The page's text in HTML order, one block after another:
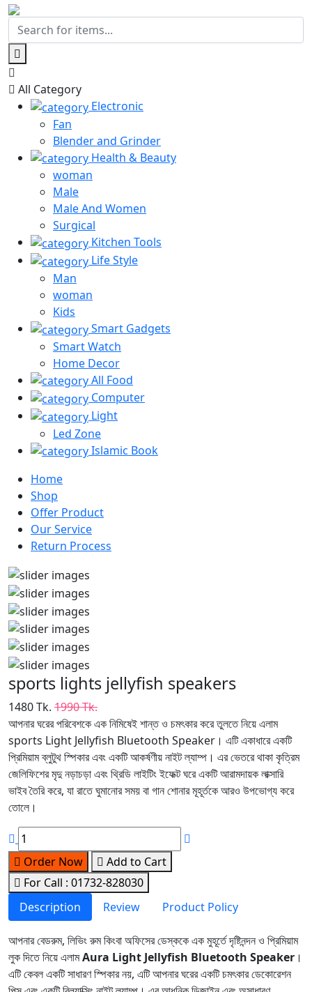
All Category
Electronic
Fan
Blender and Grinder
Health & Beauty
woman
Male
Male And Women
Surgical
Kitchen Tools
Life Style
Man
woman
Kids
Smart Gadgets
Smart Watch
Home Decor
All Food
Computer
Light
Led Zone
Islamic Book
Home
Shop
Offer Product
Our Service
Return Process
sports lights jellyfish speakers
1480 Tk. 1990 Tk.
আপনার ঘরের পরিবেশকে এক নিমিষেই শান্ত ও চমৎকার করে তুলতে নিয়ে এলাম
sports Light Jellyfish Bluetooth Speaker। এটি একাধারে একটি
প্রিমিয়াম ব্লুটুথ স্পিকার এবং একটি আকর্ষণীয় নাইট ল্যাম্প। এর ভেতরে থাকা কৃত্রিম
জেলিফিশের মৃদু নড়াচড়া এবং থ্রিডি লাইটিং ইফেক্ট ঘরে একটি আরামদায়ক লাক্সারি
ভাইব তৈরি করে, যা রাতে ঘুমানোর সময় বা গান শোনার মূহূর্তকে আরও উপভোগ্য করে
তোলে।
Order Now
Add to Cart
For Call : 01732-828030
Description
Review Product Policy
আপনার বেডরুম, লিভিং রুম কিংবা অফিসের ডেস্ককে এক মুহূর্তে দৃষ্টিনন্দন ও প্রিমিয়াম
লুক দিতে নিয়ে এলামAura Light Jellyfish Bluetooth Speaker ।
এটি কেবল একটি সাধারণ স্পিকার নয়, এটি আপনার ঘরের একটি চমৎকার ডেকোরেশন